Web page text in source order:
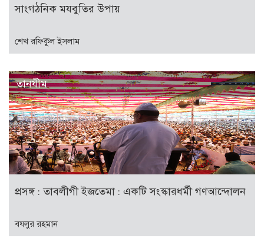
সাংগঠনিক মযবুতির উপায়
শেখ রফিকুল ইসলাম
তানযীম
প্রসঙ্গ : তাবলীগী ইজতেমা : একটি সংস্কারধর্মী গণআন্দোলন
বযলুর রহমান